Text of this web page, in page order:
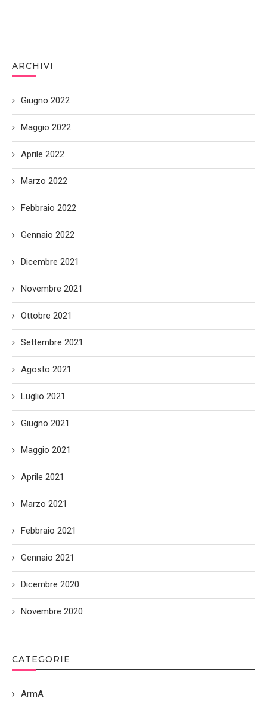
ARCHIVI
Giugno 2022
Maggio 2022
Aprile 2022
Marzo 2022
Febbraio 2022
Gennaio 2022
Dicembre 2021
Novembre 2021
Ottobre 2021
Settembre 2021
Agosto 2021
Luglio 2021
Giugno 2021
Maggio 2021
Aprile 2021
Marzo 2021
Febbraio 2021
Gennaio 2021
Dicembre 2020
Novembre 2020
CATEGORIE
ArmA